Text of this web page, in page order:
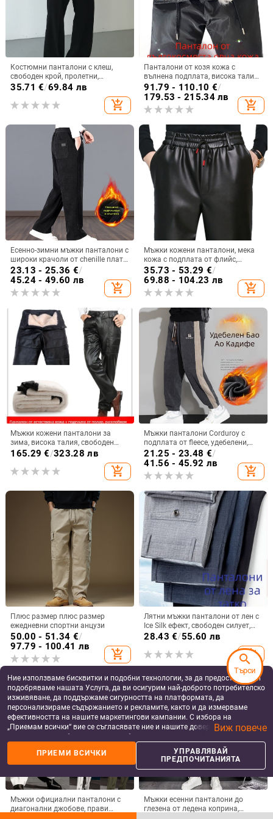
Костюмни панталони с клеш,
свободен крой, пролетни,
полиестер, за мъже
35.71 €/69.84 лв
add_shopping_cart
Панталони от козя кожа с
вълнена подплата, висока талия,
за зимна топлина – за средна
възраст и възрастни
91.79 - 110.10 €/
179.53 - 215.34 лв
add_shopping_cart
Есенно-зимни мъжки панталони с
широки крачоли от chenille плат,
подплатени и дебели, за
ежедневна употреба
23.13 - 25.36 €/
45.24 - 49.60 лв
add_shopping_cart
Мъжки кожени панталони, мека
кожа с подплата от флийс,
дебели за есенно-зимния сезон,
кройка с права линия, свободен
силует, работни панталони за
мъже от средна възраст и по-
35.73 - 53.29 €/
69.88 - 104.23 лв
add_shopping_cart
Мъжки кожени панталони за
зима, висока талия, свободен
силует, подплатени с овча кожа,
дебели и топли, байкерски стил
165.29 €/323.28 лв
add_shopping_cart
Мъжки панталони Corduroy с
подплата от fleece, удебелени,
еластична талия и връзка, плюс
размер, за работа през есен-зима
21.25 - 23.48 €/
41.56 - 45.92 лв
add_shopping_cart
Плюс размер плюс размер
ежедневни спортни анцузи
50.00 - 51.34 €/
97.79 - 100.41 лв
add_shopping_cart
Лятни мъжки панталони от лен с
Ice Silk ефект, свободен силует,
дълги панталони за мъже на
средна възраст и възрастни
28.43 €/55.60 лв
add_shopping_cart
Мъжки официални панталони с
диагонални джобове, прави
Мъжки есенни панталони до
глезена от ледена коприна,
Ние използваме бисквитки и подобни технологии, за да предоставяме и
подобряваме нашата Услуга, да ви осигурим най-доброто потребителско
изживяване, да поддържаме сигурността на платформата, да
персонализираме съдържанието и рекламите, както и да измерваме
ефективността на нашите маркетингови кампании. С избора на
„Приемам всички“ вие се съгласявате ние и нашите доверени партньори
да съхраняваме бисквитки и подобни технологии на вашето устройство
за рекламни и аналитични цели. Можете по всяко време да управлявате
своите предпочитания, като натиснете „Управлявай предпочитанията“.
За повече информация, моля, вижте нашата
данните.
Виж повече
ПРИЕМИ ВСИЧКИ
УПРАВЛЯВАЙ
ПРЕДПОЧИТАНИЯТА
search
Търси